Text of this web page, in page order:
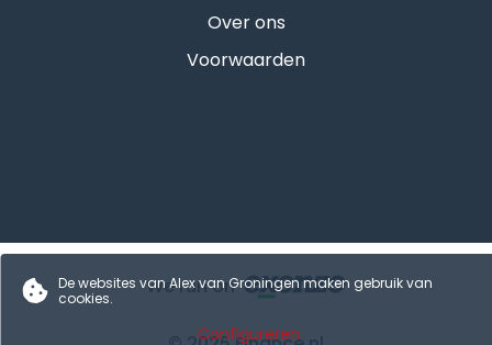
De websites van Alex van Groningen maken gebruik van
cookies.
Configureren
Over ons
Voorwaarden
We run on